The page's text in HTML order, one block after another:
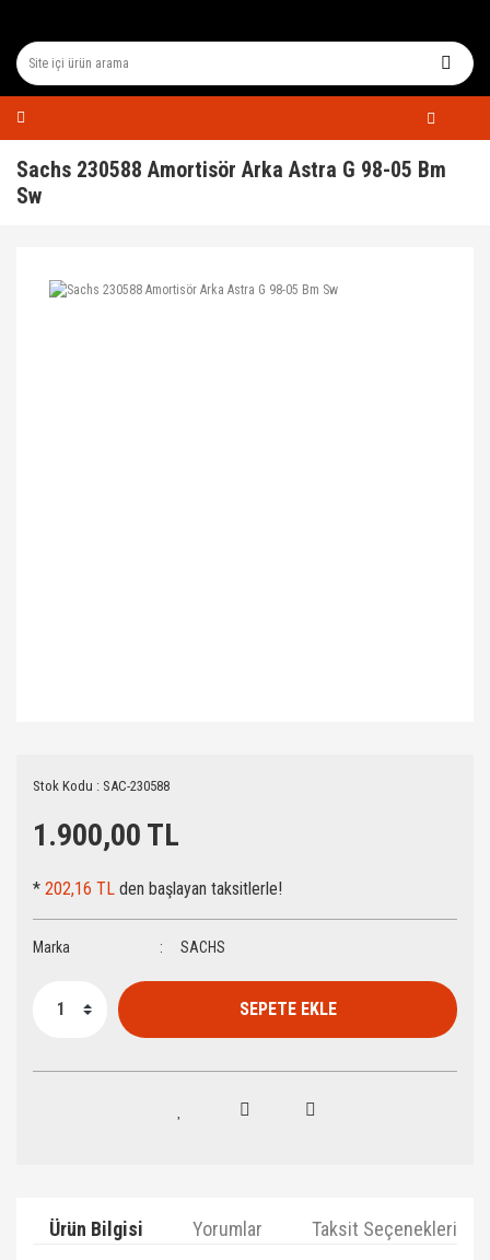
Sachs 230588 Amortisör Arka Astra G 98-05 Bm
Sw
Stok Kodu : SAC-230588
1.900,00 TL
* 202,16 TL den başlayan taksitlerle!
Marka SACHS
SEPETE EKLE
Ürün Bilgisi Yorumlar Taksit Seçenekleri